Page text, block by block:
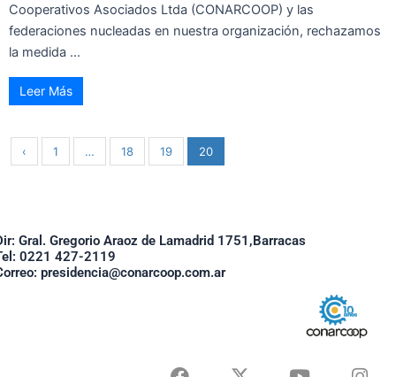
Cooperativos Asociados Ltda (CONARCOOP) y las
federaciones nucleadas en nuestra organización, rechazamos
la medida ...
Leer Más
‹ 1 … 18 19 20
Gral. Gregorio Araoz de Lamadrid 1751,Barracas
0221 427-2119
presidencia@conarcoop.com.ar
F
X
Y
I